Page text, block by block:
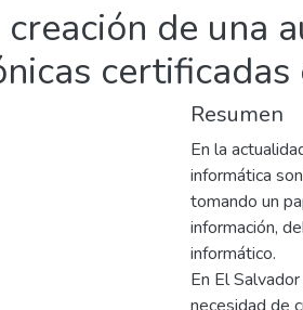
de una
Resumen
En la
informática
tomando un
información,
informático.
En El